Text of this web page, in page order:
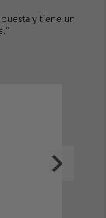
y tiene un